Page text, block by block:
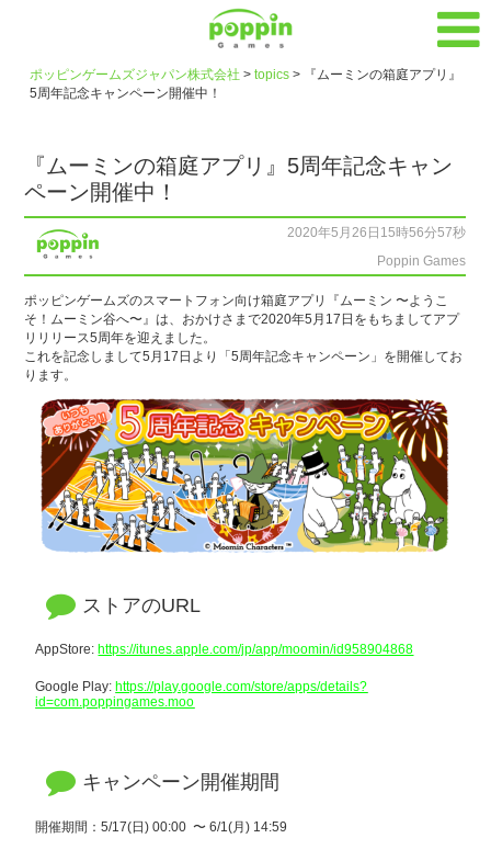
ポッピンゲームズジャパン株式会社 > topics>
『ムーミンの箱庭アプリ』
5周年記念キャンペーン開催中！
『ムーミンの箱庭アプリ』5周年記念キャン
ペーン開催中！
2020年5月26日15時56分57秒
Poppin Games
ポッピンゲームズのスマートフォン向け箱庭アプリ『ムーミン 〜ようこ
そ！ムーミン谷へ〜』は、おかけさまで2020年5月17日をもちましてアプ
リリリース5周年を迎えました。
これを記念しまして5月17日より「5周年記念キャンペーン」を開催してお
ります。
ストアのURL
AppStore:https://itunes.apple.com/jp/app/moomin/id958904868
Google Play:https://play.google.com/store/apps/details?
id=com.poppingames.moo
キャンペーン開催期間
開催期間：5/17(日) 00:00 〜 6/1(月) 14:59